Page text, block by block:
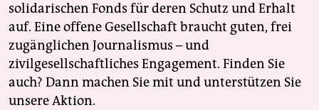
solidarischen Fonds für deren Schutz und Erhalt
auf. Eine offene Gesellschaft braucht guten, frei
zugänglichen Journalismus – und
zivilgesellschaftliches Engagement. Finden Sie
auch? Dann machen Sie mit und unterstützen Sie
unsere Aktion.